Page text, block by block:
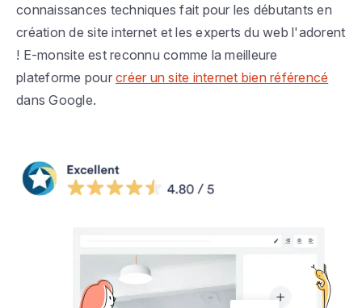
connaissances techniques fait pour les débutants en
création de site internet et les experts du web l'adorent
! E-monsite est reconnu comme la meilleure
plateforme pour créer un site internet bien référencé
dans Google.